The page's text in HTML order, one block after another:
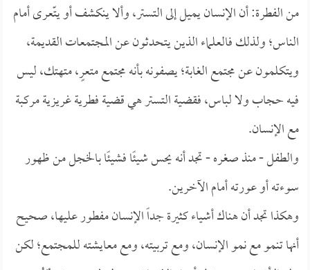
من الفطرة: أن الإنسان يميل إلى التستر، وألا ينكشف أو يتّعرى أمام
الناس؛ ولذلك فالعلماء الذين يتحدثون عن المجتمعات القديمة،
ويتكلمون عن مجتمع الغابة؛ يصفونه بأنه مجتمع متعرٍ، متهتك، ليس
فيه حجاب ولا لباس، فقضية التستر هي قضية فطرية غريزية مركبة
مع الإنسان.
والطفل - منذ صغره - تجد أنه يحس شيئًا فشيئًا بالخجل من ظهور
سوءته أو عورته أمام الآخرين.
وهكذا تجد أن هناك أشياء كثيرة جداً الإنسان مفطور عليها، صحيح
أنها تنمو مع نمو الإنسان، ومع تربيته، ومع معايشته للمجتمع؛ لكن